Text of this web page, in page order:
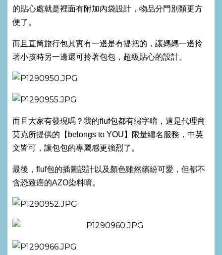
的貼心處就是裡面有附加內袋設計，物品分門別類更方
便了。
而且直筒旅行包其實有一邊是有提把的，讓媽媽一邊拎
著小孩時另一邊還可拎著包包，超級貼心的設計。
而且大家有發現嗎？我的fluf包都有繡字唷，這是代理商
莫克所提供的【belongs to YOU】限量繡名服務，中英
文皆可，讓包包的專屬感更強烈了。
最後，fluf包的插圖設計以及顏色雖然繽紛可愛，但都不
含恐致癌的AZO染料唷。